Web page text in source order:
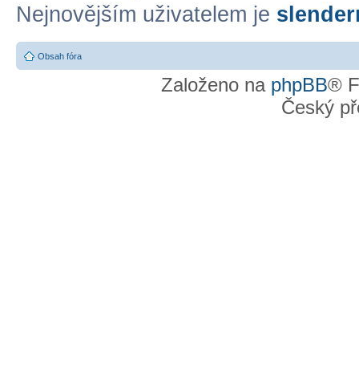
Nejnovějším uživatelem je
Obsah fóra
Založeno na phpBB®
Český